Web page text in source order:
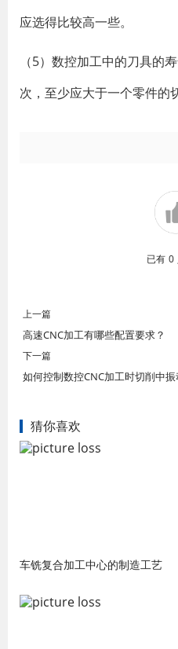
应选得比较高一些。
（5）数控加工中的刀具的
次，至少应大于一个零件的
已有 0
上一篇
高速CNC加工有哪些配置要求？
下一篇
如何控制数控CNC加工时切削中
猜你喜欢
车铣复合加工中心的制造工艺